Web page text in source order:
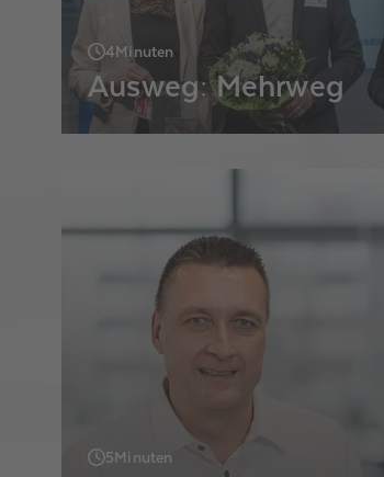
4Minuten
Ausweg: Mehrweg
Den Sonderpreis für Klimaschutz
5Minuten